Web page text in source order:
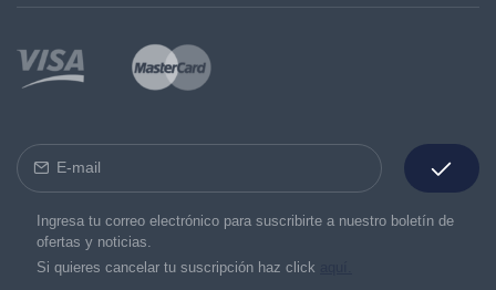
Ingresa tu correo electrónico para suscribirte a nuestro boletín de
ofertas y noticias.
Si quieres cancelar tu suscripción haz click